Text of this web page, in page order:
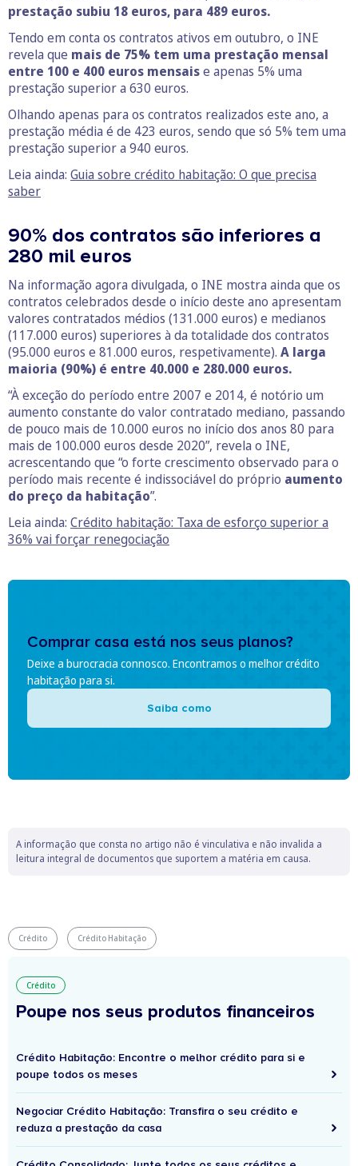
prestação subiu 18 euros, para 489 euros.
Tendo em conta os contratos ativos em outubro, o INE
revela que mais de 75% tem uma prestação mensal
entre 100 e 400 euros mensaise apenas 5% uma
prestação superior a 630 euros.
Olhando apenas para os contratos realizados este ano, a
prestação média é de 423 euros, sendo que só 5% tem uma
prestação superior a 940 euros.
Leia ainda: Guia sobre crédito habitação: O que precisa
saber
90% dos contratos são inferiores a
280 mil euros
Na informação agora divulgada, o INE mostra ainda que os
contratos celebrados desde o início deste ano apresentam
valores contratados médios (131.000 euros) e medianos
(117.000 euros) superiores à da totalidade dos contratos
(95.000 euros e 81.000 euros, respetivamente). A larga
maioria (90%) é entre 40.000 e 280.000 euros.
“À exceção do período entre 2007 e 2014, é notório um
aumento constante do valor contratado mediano, passando
de pouco mais de 10.000 euros no início dos anos 80 para
mais de 100.000 euros desde 2020”, revela o INE,
acrescentando que “o forte crescimento observado para o
período mais recente é indissociável do próprio aumento
do preço da habitação”.
Leia ainda: Crédito habitação: Taxa de esforço superior a
36% vai forçar renegociação
Comprar casa está nos seus planos?
Deixe a burocracia connosco. Encontramos o melhor crédito
habitação para si.
Saiba como
A informação que consta no artigo não é vinculativa e não invalida a
leitura integral de documentos que suportem a matéria em causa.
Crédito Crédito Habitação
Crédito
Poupe nos seus produtos financeiros
Crédito Habitação: Encontre o melhor crédito para si e
poupe todos os meses
Negociar Crédito Habitação: Transfira o seu crédito e
reduza a prestação da casa